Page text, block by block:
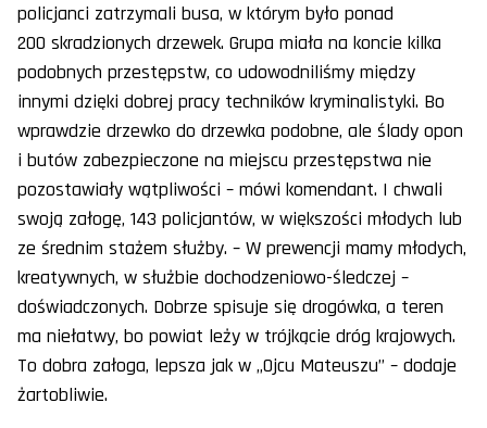
policjanci zatrzymali busa, w którym było ponad
200 skradzionych drzewek. Grupa miała na koncie kilka
podobnych przestępstw, co udowodniliśmy między
innymi dzięki dobrej pracy techników kryminalistyki. Bo
wprawdzie drzewko do drzewka podobne, ale ślady opon
i butów zabezpieczone na miejscu przestępstwa nie
pozostawiały wątpliwości – mówi komendant. I chwali
swoją załogę, 143 policjantów, w większości młodych lub
ze średnim stażem służby. – W prewencji mamy młodych,
kreatywnych, w służbie dochodzeniowo-śledczej –
doświadczonych. Dobrze spisuje się drogówka, a teren
ma niełatwy, bo powiat leży w trójkącie dróg krajowych.
To dobra załoga, lepsza jak w „Ojcu Mateuszu” – dodaje
żartobliwie.